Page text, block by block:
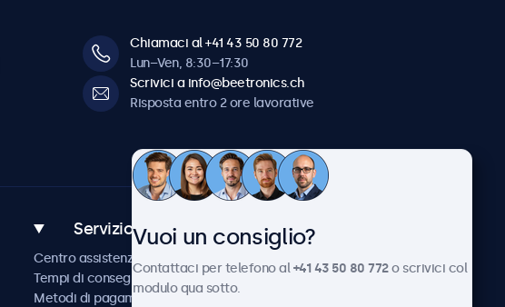
Chiamaci al +41 43 50 80 772
Lun–Ven, 8:30–17:30
Scrivici a info@beetronics.ch
Risposta entro 2 ore lavorative
Servizio Clienti
Centro assistenza
Tempi di consegna
Metodi di pagamento
Vuoi un consiglio?
Contattaci per telefono al+41 43 50 80 772o scrivici col
modulo qua sotto.